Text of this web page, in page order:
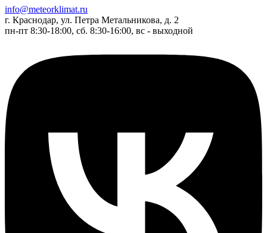
info@meteorklimat.ru
г. Краснодар, ул. Петра Метальникова, д. 2
пн-пт 8:30-18:00, сб. 8:30-16:00, вс - выходной